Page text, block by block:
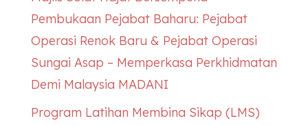
Pembukaan Pejabat Baharu: Pejabat
Operasi Renok Baru & Pejabat Operasi
Sungai Asap – Memperkasa Perkhidmatan
Demi Malaysia MADANI
Program Latihan Membina Sikap (LMS)